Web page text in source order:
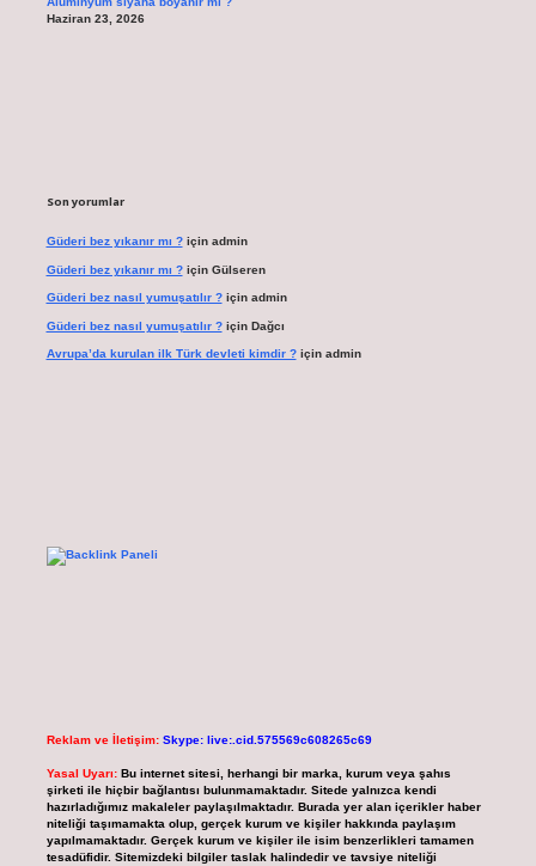
Haziran 23, 2026
Son yorumlar
Güderi bez yıkanır mı ?için admin
Güderi bez yıkanır mı ?için Gülseren
Güderi bez nasıl yumuşatılır ?için admin
Güderi bez nasıl yumuşatılır ?için Dağcı
Avrupa’da kurulan ilk Türk devleti kimdir ?için admin
Reklam ve İletişim: Skype: live:.cid.575569c608265c69
Yasal Uyarı: Bu internet sitesi, herhangi bir marka, kurum veya şahıs
şirketi ile hiçbir bağlantısı bulunmamaktadır. Sitede yalnızca kendi
hazırladığımız makaleler paylaşılmaktadır. Burada yer alan içerikler haber
niteliği taşımamakta olup, gerçek kurum ve kişiler hakkında paylaşım
yapılmamaktadır. Gerçek kurum ve kişiler ile isim benzerlikleri tamamen
tesadüfidir. Sitemizdeki bilgiler taslak halindedir ve tavsiye niteliği